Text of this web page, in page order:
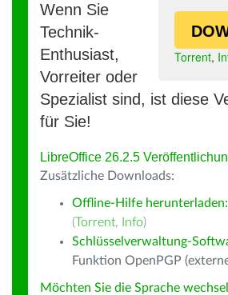
Torrent,
Wenn Sie
Technik-
Enthusiast,
Vorreiter oder
Spezialist sind, ist diese
für Sie!
LibreOffice 26.2.5
Zusätzliche Downloads:
Offline-Hilfe herunterladen:
(Torrent, Info)
Schlüsselverwaltung-
Funktion OpenPGP
Möchten Sie die Sprache